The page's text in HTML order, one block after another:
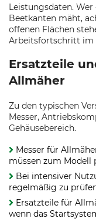
Leistungsdaten.
Beetkanten mäht,
offenen Flächen
Arbeitsfortschritt im
Ersatzteile
Allmäher
Zu den typischen
Messer,
Gehäusebereich.
Messer für
müssen zum Modell
Bei intensiver
regelmäßig zu
Ersatzteile für
wenn das